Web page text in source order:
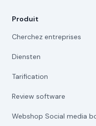
Produit
Cherchez entreprises
Diensten
Tarification
Review software
Webshop Social media